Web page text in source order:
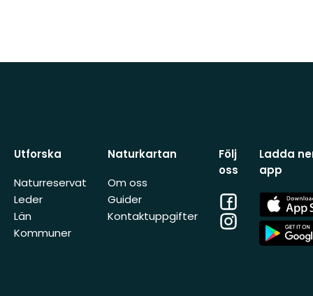
Utforska
Naturreservat
Leder
Län
Kommuner
Naturkartan
Om oss
Guider
Kontaktuppgifter
Följ
oss
Facebook
Instagram
Ladda
app
App
Store
App
Store